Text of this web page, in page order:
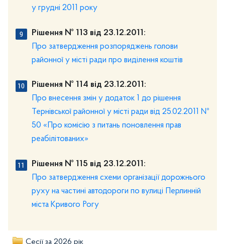
у грудні 2011 року
Рішення № 113 від 23.12.2011:
Про затвердження розпоряджень голови
районної у місті ради про виділення коштів
Рішення № 114 від 23.12.2011:
Про внесення змін у додаток 1 до рішення
Тернівської районної у місті ради від 25.02.2011 №
50 «Про комісію з питань поновлення прав
реабілітованих»
Рішення № 115 від 23.12.2011:
Про затвердження схеми організації дорожнього
руху на частині автодороги по вулиці Перлинній
міста Кривого Рогу
Сесії за 2026 рік